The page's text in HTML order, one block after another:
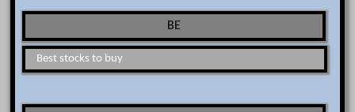
BE
Best stocks to buy